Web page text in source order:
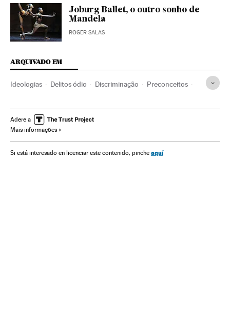
Joburg Ballet, o outro sonho de
Mandela
ROGER SALAS
ARQUIVADO EM
Ideologias Delitos ódio Discriminação Preconceitos
Sociedade Apartheid Nelson Mandela
Ahmed Kathrada
África subsaariana Conflitos raciais África Racismo
Adere a
Mais informações
Si está interesado en licenciar este contenido, pinche aquí